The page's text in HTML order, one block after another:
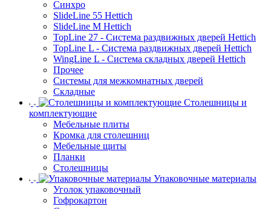
Синхро
SlideLine 55 Hettich
SlideLine M Hettich
TopLine 27 - Система раздвижных дверей Hettich
TopLine L - Система раздвижных дверей Hettich
WingLine L - Система складных дверей Hettich
Прочее
Системы для межкомнатных дверей
Складные
Столешницы и
комплектующие
Мебельные плиты
Кромка для столешниц
Мебельные щиты
Планки
Столешницы
Упаковочные материалы
Уголок упаковочный
Гофрокартон